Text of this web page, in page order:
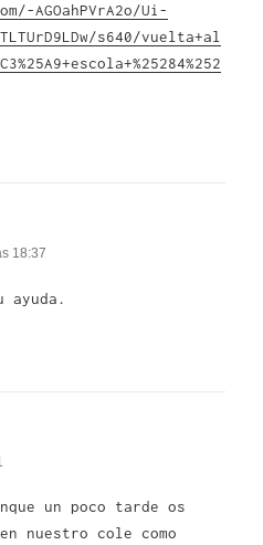
AGOahPVrA2o/Ui-
s640/vuelta+al
18:37
ayuda.
un poco tarde os
nuestro cole como